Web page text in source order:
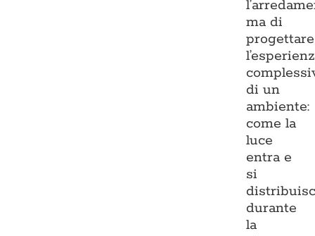
ma di
progettare
di un
ambiente:
come la
luce
entra e
si
durante
la